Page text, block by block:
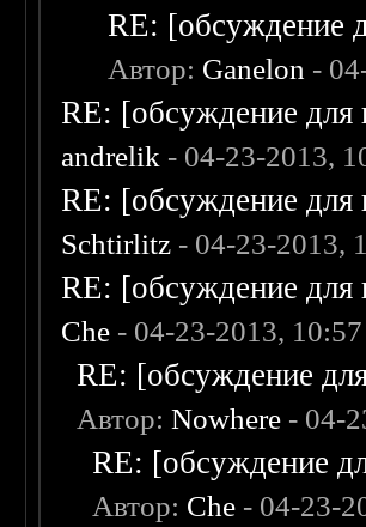
RE: [обсуждение
Автор: Ganelon -
RE: [обсуждение для
andrelik - 04-23-2013,
RE: [обсуждение для
Schtirlitz - 04-23-2013,
RE: [обсуждение для
Che - 04-23-2013,
RE: [обсуждение
Автор:Nowhere - 04-
RE: [обсуждение
Автор: Che - 04-23-